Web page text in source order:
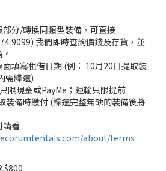
分/轉換同類型裝備，可直接
9099) 我們即時查詢價錢及存貨，並
面填寫租借日期 (例： 10月20日提取裝
需歸還)
限現金或PayMe；運輸只限提前
裝備時繳付 (歸還完整無缺的裝備後將
請看
about/terms
$800